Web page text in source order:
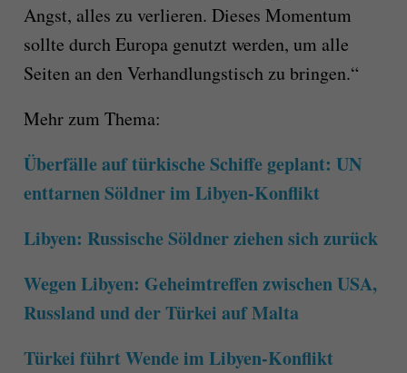
Angst, alles zu verlieren. Dieses Momentum
sollte durch Europa genutzt werden, um alle
Seiten an den Verhandlungstisch zu bringen.“
Mehr zum Thema:
Überfälle auf türkische Schiffe geplant: UN
enttarnen Söldner im Libyen-Konflikt
Libyen: Russische Söldner ziehen sich zurück
Wegen Libyen: Geheimtreffen zwischen USA,
Russland und der Türkei auf Malta
Türkei führt Wende im Libyen-Konflikt